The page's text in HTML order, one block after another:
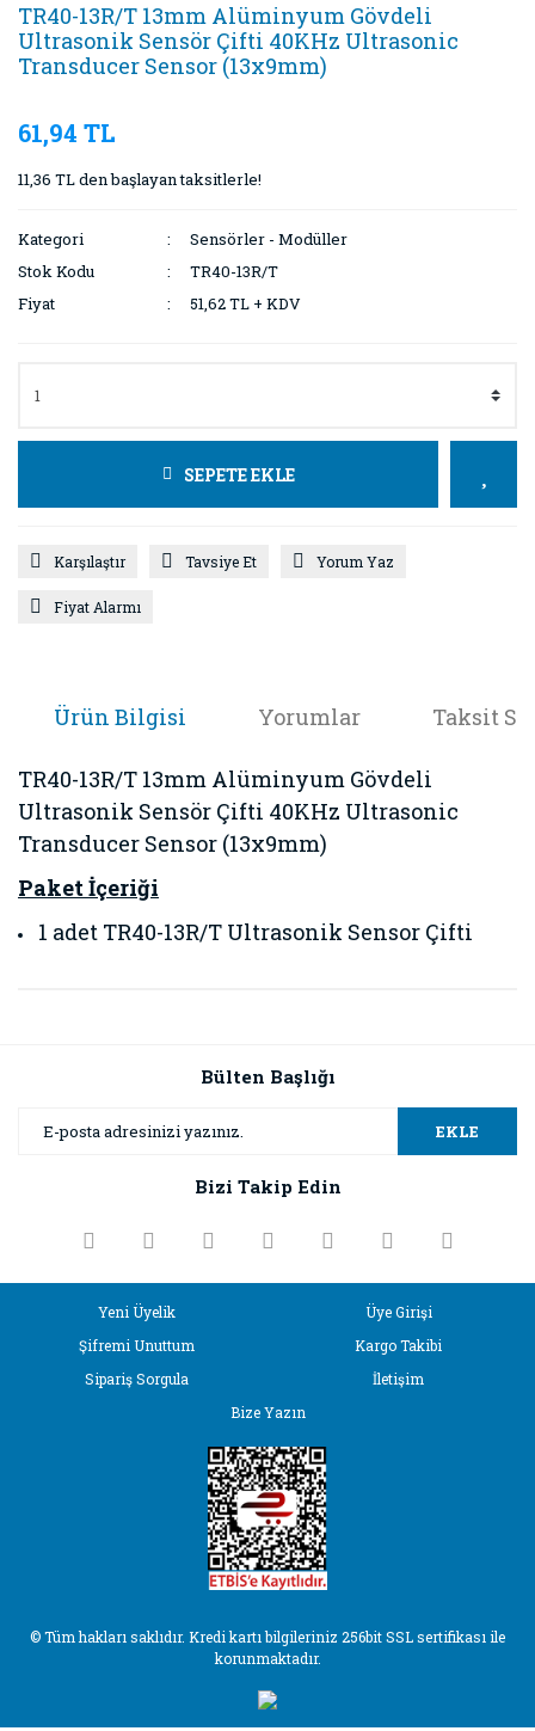
TR40-13R/T 13mm Alüminyum Gövdeli
Ultrasonik Sensör Çifti 40KHz Ultrasonic
Transducer Sensor (13x9mm)
61,94 TL
11,36 TL den başlayan taksitlerle!
Kategori
Sensörler - Modüller
Stok Kodu
TR40-13R/T
Fiyat
51,62 TL + KDV
SEPETE EKLE
Karşılaştır Tavsiye Et Yorum Yaz
Fiyat Alarmı
Ürün Bilgisi Yorumlar Taksit
TR40-13R/T 13mm Alüminyum Gövdeli
Ultrasonik Sensör Çifti 40KHz Ultrasonic
Transducer Sensor (13x9mm)
Paket İçeriği
1 adet TR40-13R/T Ultrasonik Sensor Çifti
Görüş ve önerileriniz için teşekkür ederiz.
Ürün resmi kalitesiz, bozuk veya görüntülenemiyor.
Ürün bilgilerinde hatalar bulunuyor.
Gönder
Bülten Başlığı
EKLE
Bizi Takip Edin
Yeni Üyelik
Üye Girişi
Şifremi Unuttum
Kargo Takibi
Sipariş Sorgula
İletişim
Bize Yazın
© Tüm hakları saklıdır. Kredi kartı bilgileriniz 256bit SSL sertifikası ile
korunmaktadır.